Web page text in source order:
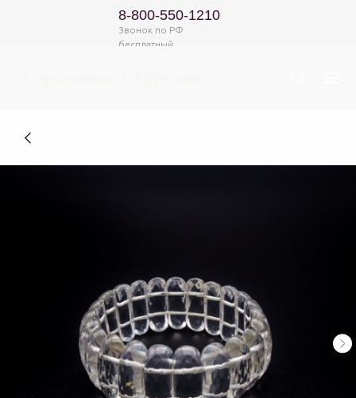
8-800-550-1210
Звонок по РФ
бесплатный